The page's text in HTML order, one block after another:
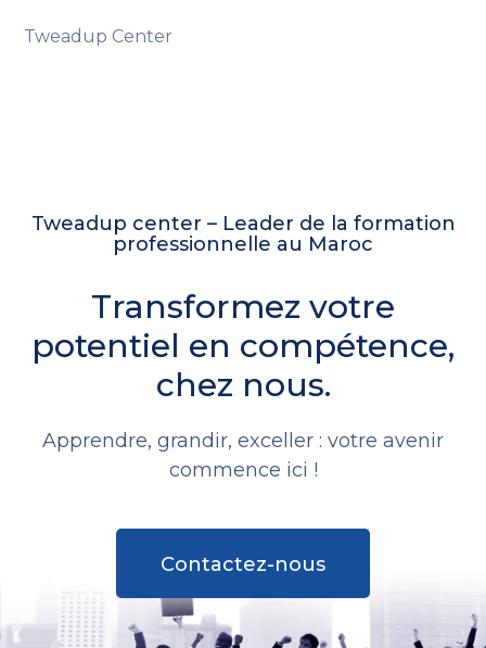
Tweadup Center
Tweadup center – Leader de la formation
professionnelle au Maroc
Transformez votre
potentiel en compétence,
chez nous.
Apprendre, grandir, exceller : votre avenir
commence ici !
Contactez-nous